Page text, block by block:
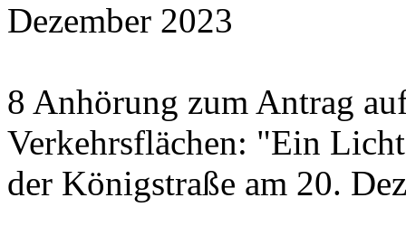
Dezember 2023
8 Anhörung zum Antrag
Verkehrsflächen: "Ein
der Königstraße am 20.